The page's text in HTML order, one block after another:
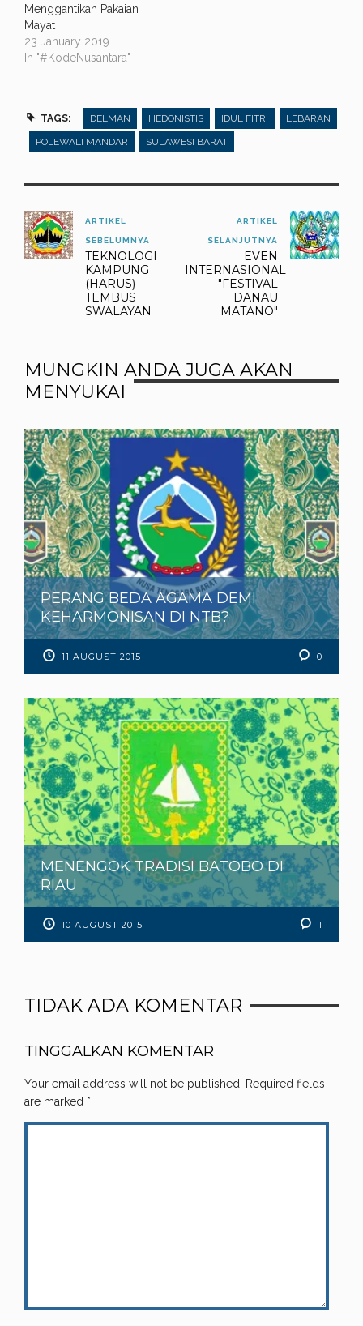
Menggantikan Pakaian
Mayat
23 January 2019
In "#KodeNusantara"
TAGS: DELMAN HEDONISTIS IDUL FITRI LEBARAN
POLEWALI MANDAR SULAWESI BARAT
ARTIKEL
SEBELUMNYA
TEKNOLOGI
KAMPUNG
(HARUS)
TEMBUS
SWALAYAN
ARTIKEL
SELANJUTNYA
EVEN
INTERNASIONAL
"FESTIVAL
DANAU
MATANO"
MUNGKIN ANDA JUGA AKAN
MENYUKAI
PERANG BEDA AGAMA DEMI
KEHARMONISAN DI NTB?
11 AUGUST 2015 0
MENENGOK TRADISI BATOBO DI
RIAU
10 AUGUST 2015 1
TIDAK ADA KOMENTAR
TINGGALKAN KOMENTAR
Your email address will not be published. Required fields
are marked *